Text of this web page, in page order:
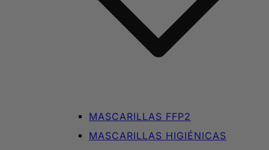
MASCARILLAS FFP2
MASCARILLAS HIGIÉNICAS